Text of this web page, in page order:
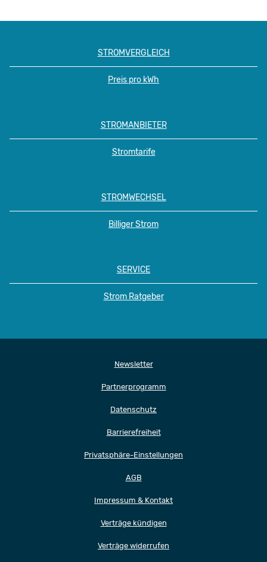
STROMVERGLEICH
Preis pro kWh
STROMANBIETER
Stromtarife
STROMWECHSEL
Billiger Strom
SERVICE
Strom Ratgeber
Newsletter
Partnerprogramm
Datenschutz
Barrierefreiheit
Privatsphäre-Einstellungen
AGB
Impressum & Kontakt
Verträge kündigen
Verträge widerrufen